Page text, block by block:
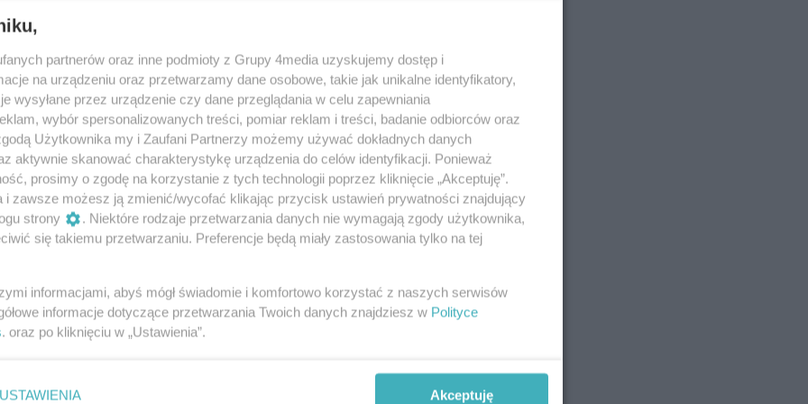
Enea Czarnych Radom wybrali
Bednaruka rozpoczęli drugi tydzień przygotowań
Poza ciężką pracą radomianie mieli okazje wybrać
ich na parkietach w nowych rozgrywkach.
nowym trenerem Cerradu Enei
drużynę Cerradu Enei Czarnych Radom w
Jego asystentem będzie Krzysztof Michalski.
meczu Czarni - Politechnika
partnerów oraz inne podmioty z Grupy 4media uzyskujemy dostęp i
na urządzeniu oraz przetwarzamy dane osobowe, takie jak unikalne identyfikatory,
wysyłane przez urządzenie czy dane przeglądania w celu zapewniania
wybór spersonalizowanych treści, pomiar reklam i treści, badanie odbiorców oraz
Użytkownika my i Zaufani Partnerzy możemy używać dokładnych danych
aktywnie skanować charakterystykę urządzenia do celów identyfikacji. Ponieważ
prosimy o zgodę na korzystanie z tych technologii poprzez kliknięcie „Akceptuję”.
i zawsze możesz ją zmienić/wycofać klikając przycisk ustawień prywatności znajdujący
strony
. Niektóre rodzaje przetwarzania danych nie wymagają zgody użytkownika,
się takiemu przetwarzaniu. Preferencje będą miały zastosowania tylko na tej
informacjami, abyś mógł świadomie i komfortowo korzystać z naszych serwisów
informacje dotyczące przetwarzania Twoich danych znajdziesz w Polityce
. oraz po kliknięciu w „Ustawienia”.
USTAWIENIA Akceptuję